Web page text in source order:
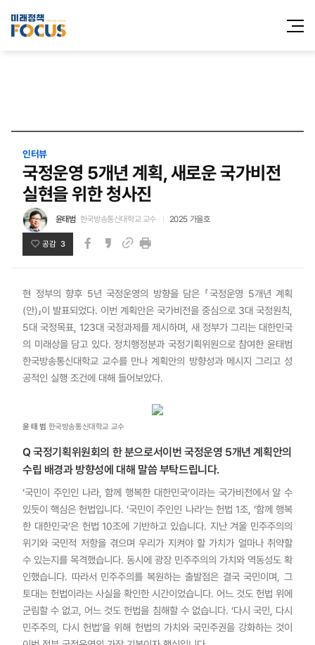
전체메
열기
인터뷰
국정운영 5개년 계획, 새로운 국가비전
실현을 위한 청사진
윤태범 한국방송통신대학교 교수 2025 가을호
공감 3
현 정부의 향후 5년 국정운영의 방향을 담은 「국정운영 5개년 계획
(안)」이 발표되었다. 이번 계획안은 국가비전을 중심으로 3대 국정원칙,
5대 국정목표, 123대 국정과제를 제시하며, 새 정부가 그리는 대한민국
의 미래상을 담고 있다. 정치행정분과 국정기획위원으로 참여한 윤태범
한국방송통신대학교 교수를 만나 계획안의 방향성과 메시지 그리고 성
공적인 실행 조건에 대해 들어보았다.
윤 태 범 한국방송통신대학교 교수
Q 국정기획위원회의 한 분으로서이번 국정운영 5개년 계획안의
수립 배경과 방향성에 대해 말씀 부탁드립니다.
‘국민이 주인인 나라, 함께 행복한 대한민국’이라는 국가비전에서 알 수
있듯이 핵심은 헌법입니다. ‘국민이 주인인 나라’는 헌법 1조, ‘함께 행복
한 대한민국’은 헌법 10조에 기반하고 있습니다. 지난 겨울 민주주의의
위기와 국민적 저항을 겪으며 우리가 지켜야 할 가치가 얼마나 취약할
수 있는지를 목격했습니다. 동시에 광장 민주주의의 가치와 역동성도 확
인했습니다. 따라서 민주주의를 복원하는 출발점은 결국 국민이며, 그
토대는 헌법이라는 사실을 확인한 시간이었습니다. 어느 것도 헌법 위에
군림할 수 없고, 어느 것도 헌법을 침해할 수 없습니다. ‘다시 국민, 다시
민주주의, 다시 헌법’을 위해 헌법의 가치와 국민주권을 강화하는 것이